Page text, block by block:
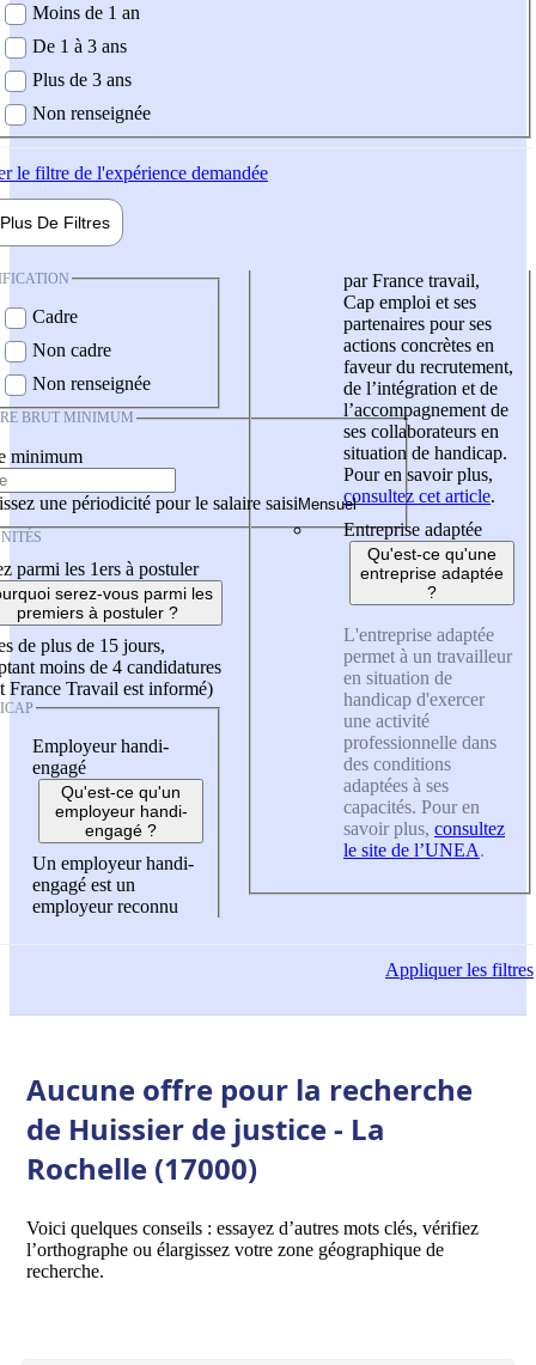
demandée
Moins de 1 an
De 1 à 3 ans
Plus de 3 ans
Non renseignée
le filtre de l'expérience demandée
Plus De Filtres
Cadre
Non cadre
Non renseignée
BRUT MINIMUM
minimum
une périodicité pour le salaire saisi
parmi les 1ers à postuler
serez-vous parmi les
premiers à postuler ?
de plus de 15 jours,
moins de 4 candidatures
France Travail est informé)
Employeur handi-
engagé
Qu'est-ce qu'un
employeur handi-
engagé ?
Un employeur handi-
engagé est un
employeur reconnu
par France travail,
Cap emploi et ses
partenaires pour ses
actions concrètes en
faveur du recrutement,
de l’intégration et de
l’accompagnement de
ses collaborateurs en
situation de handicap.
Pour en savoir plus,
consultez cet article.
Entreprise adaptée
Qu'est-ce qu'une
entreprise adaptée
?
L'entreprise adaptée
permet à un travailleur
en situation de
handicap d'exercer
une activité
professionnelle dans
des conditions
adaptées à ses
capacités. Pour en
savoir plus, consultez
le site de l’UNEA.
Appliquerles filtres
Aucune offre pour la recherche
de Huissier de justice - La
Rochelle (17000)
Voici quelques conseils : essayez d’autres mots clés, vérifiez
l’orthographe ou élargissez votre zone géographique de
recherche.